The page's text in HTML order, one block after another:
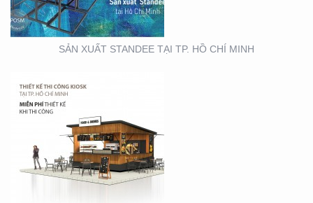
SẢN XUẤT STANDEE TẠI TP. HỒ CHÍ MINH
THIẾT KẾ- THI CÔNG
BẢNG HIỆU ” NHA KHOA
NH